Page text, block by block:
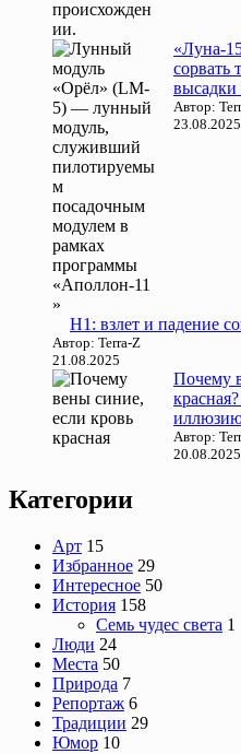
«Луна-
сорвать
Автор:
23.08.2025
Н1: взлет и падение
Автор: Terra-Z
21.08.2025
Почему
Автор:
20.08.2025
Категории
Арт 15
Избранное 29
Интересное 50
История 158
Семь чудес света 1
Люди 24
Места 50
Природа 7
Репортаж 6
Традиции 29
Юмор 10